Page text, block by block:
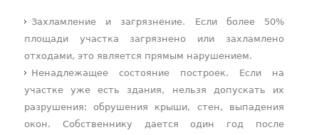
Захламление и загрязнение. Если более 50%
площади участка загрязнено или захламлено
отходами, это является прямым нарушением.
Ненадлежащее состояние построек. Если на
участке уже есть здания, нельзя допускать их
разрушения: обрушения крыши, стен, выпадения
окон. Собственнику дается один год после